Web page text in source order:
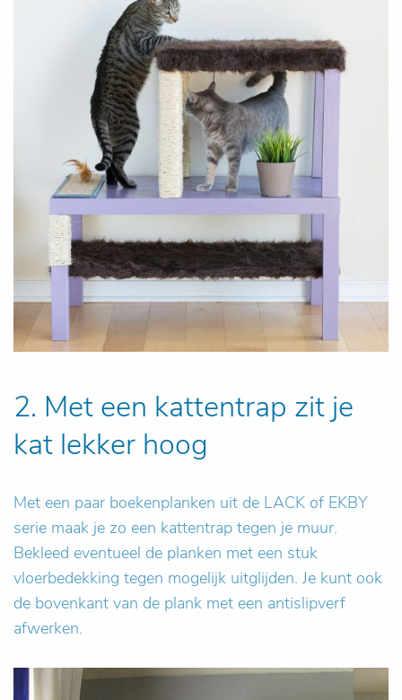
2. Met een kattentrap zit je
kat lekker hoog
Met een paar boekenplanken uit de LACK of EKBY
serie maak je zo een kattentrap tegen je muur.
Bekleed eventueel de planken met een stuk
vloerbedekking tegen mogelijk uitglijden. Je kunt ook
de bovenkant van de plank met een antislipverf
afwerken.